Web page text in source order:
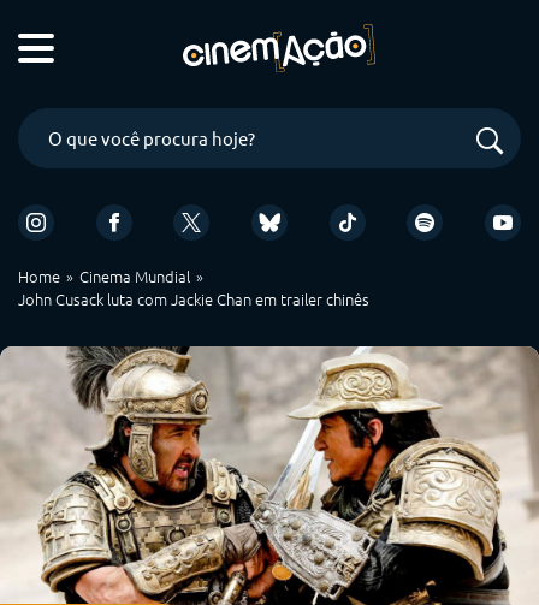
Home
Cinema Mundial
John Cusack luta com Jackie Chan em trailer chinês